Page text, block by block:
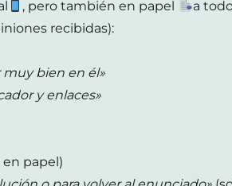
, pero también en papel a
recibidas):
muy bien en él»
y enlaces»
en papel)